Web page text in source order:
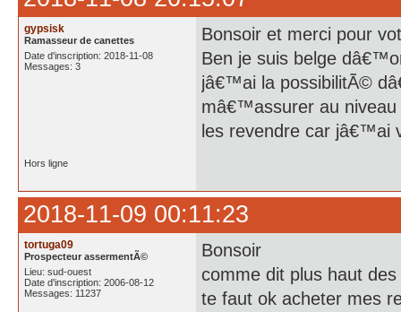
gypsisk
Ramasseur de canettes
Date d'inscription: 2018-11-08
Messages: 3
Bonsoir et merci pour
Ben je suis belge
jâ€™ai la possibilitÃ©
mâ€™assurer au
les revendre car jâ€™ai
Hors ligne
2018-11-09 00:11:23
tortuga09
Prospecteur assermentÃ©
Lieu: sud-ouest
Date d'inscription: 2006-08-12
Messages: 11237
Bonsoir
comme dit plus haut
te faut ok acheter mes